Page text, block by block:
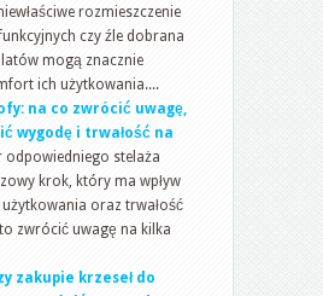
rozmieszczenie
czy źle dobrana
mogą znacznie
ich użytkowania....
na co zwrócić uwagę,
wygodę i trwałość na
odpowiedniego stelaża
krok, który ma wpływ
oraz trwałość
zwrócić uwagę na kilka
zakupie krzeseł do